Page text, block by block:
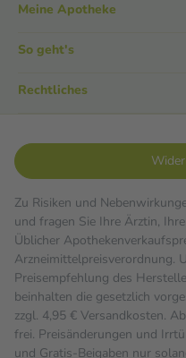
Meine Apotheke
So geht's
Rechtliches
Zu Risiken und
und fragen Sie Ihre Ärztin,
Üblicher
Arzneimittelpreisverordnung.
Preisempfehlung des
beinhalten die gesetzlich
zzgl. 4,95 € Versandkosten.
frei. Preisänderungen und
und Gratis-Beigaben nur